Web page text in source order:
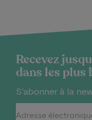
Recevez
dans les plus
S'abonner à la